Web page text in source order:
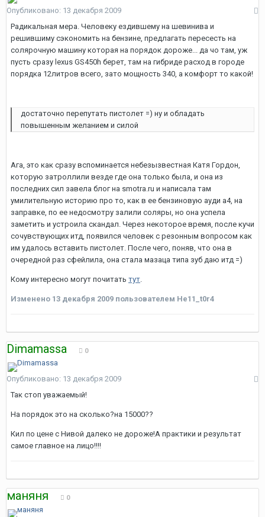
Опубликовано: 13 декабря 2009
Радикальная мера. Человеку ездившему на шевинива и
решившиму сэкономить на бензине, предлагать пересесть на
солярочную машину которая на порядок дороже... да чо там, уж
пусть сразу lexus GS450h берет, там на гибриде расход в городе
порядка 12литров всего, зато мощность 340, а комфорт то какой!
достаточно перепутать пистолет =) ну и обладать
повышенным желанием и силой
Ага, это как сразу вспоминается небезызвестная Катя Гордон,
которую затроллили везде где она только была, и она из
последних сил завела блог на smotra.ru и написала там
умилительную историю про то, как в ее бензиновую ауди а4, на
заправке, по ее недосмотру залили соляры, но она успела
заметить и устроила скандал. Через некоторое время, после кучи
сочувствующих итд, появился человек с резонным вопросом как
им удалось вставить пистолет. После чего, поняв, что она в
очередной раз сфейлила, она стала мазаца типа зуб даю итд =)
Кому интересно могут почитать тут.
Изменено 13 декабря 2009 пользователем He11_t0r4
Dimamassa 0
Опубликовано: 13 декабря 2009
Так стоп уважаемый!
На порядок это на сколько?на 15000??
Кил по цене с Нивой далеко не дороже!А практики и результат
самое главное на лицо!!!!
маняня 0